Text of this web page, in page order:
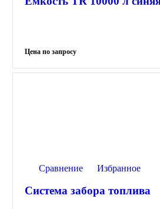
Сравнение Избранное
Система забора топлива